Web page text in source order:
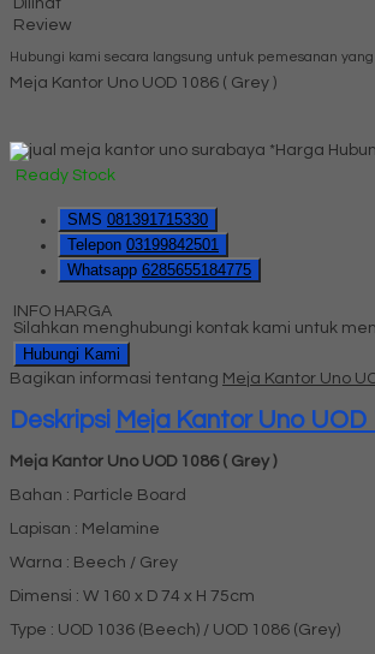
Review
Hubungi kami secara langsung untuk pemesanan
Meja Kantor Uno UOD 1086 ( Grey )
*Harga
Ready Stock
SMS 081391715330
Telepon 03199842501
Whatsapp 6285655184775
INFO HARGA
Silahkan menghubungi kontak kami untuk
Hubungi Kami
Bagikan informasi tentang Meja Kantor Uno
Deskripsi Meja Kantor Uno UOD
Meja Kantor Uno UOD 1086 ( Grey )
Bahan : Particle Board
Lapisan : Melamine
Warna : Beech / Grey
Dimensi : W 160 x D 74 x H 75cm
Type : UOD 1036 (Beech) / UOD 1086 (Grey)